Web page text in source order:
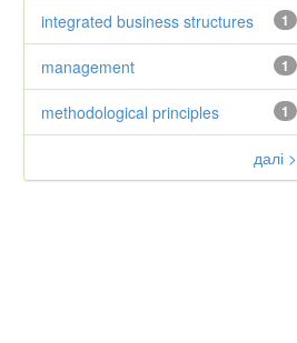
1
integrated business structures
1
management
1
methodological principles
далі >